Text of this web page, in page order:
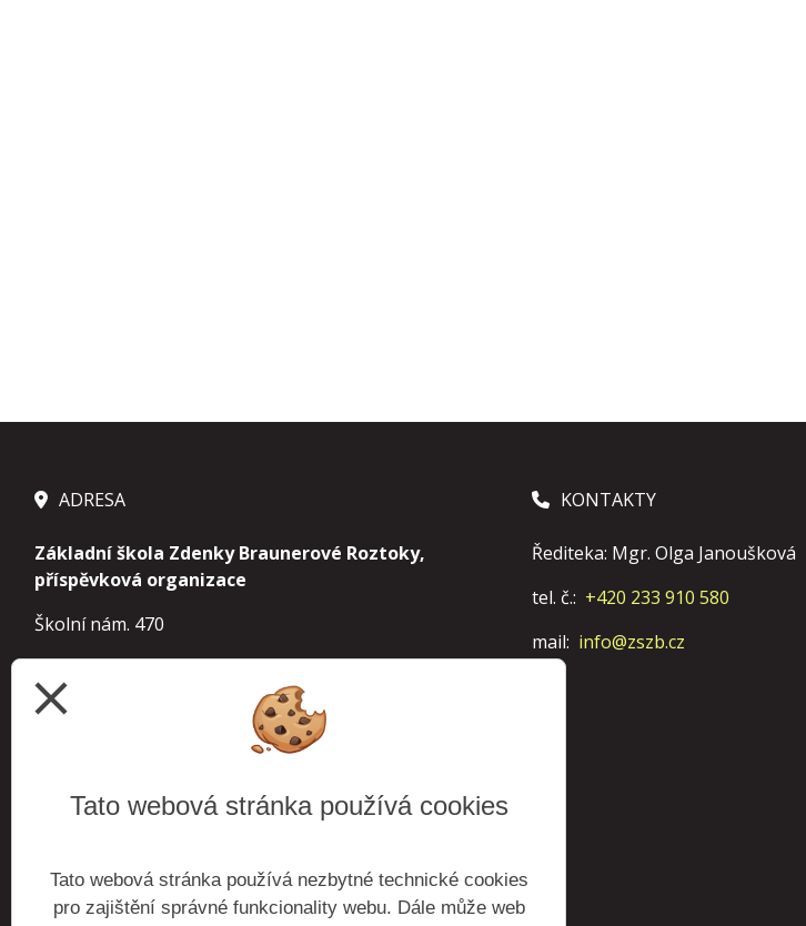
ADRESA
Základní škola Zdenky Braunerové Roztoky,
příspěvková organizace
Školní nám. 470
IČ 70854963
IZO 000 241 610 základní škola
113 900 155školní družina
budova Roztoky Školní nám. 470, 252 63 Roztoky
budova Žalov
Zaorálkova 1300, 252 63 Roztoky
KONTAKTY
Řediteka: Mgr. Olga Janoušková
tel. č.: +420 233 910 580
mail: info@zszb.cz
close
Tato webová stránka používá cookies
Tato webová stránka používá nezbytné technické cookies
pro zajištění správné funkcionality webu. Dále může web